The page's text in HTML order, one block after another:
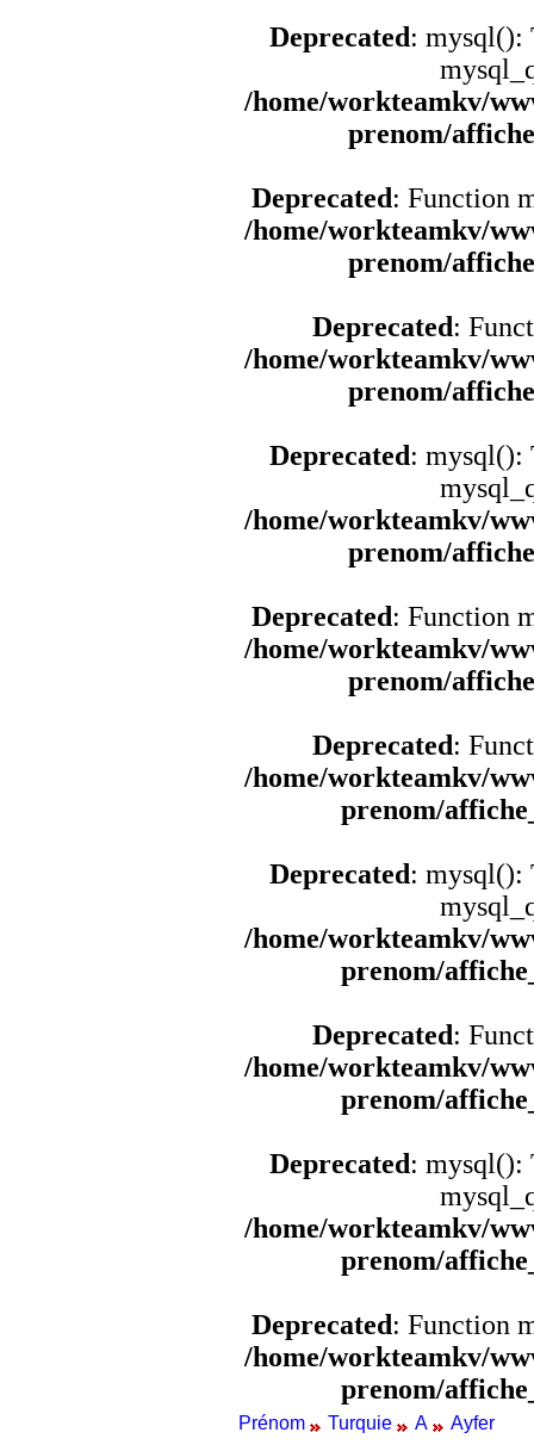
Deprecated: mysql():
/home/workteamkv/
prenom/
Deprecated: Function
/home/workteamkv/
prenom/
Deprecated:
/home/workteamkv/
prenom/
Deprecated: mysql():
/home/workteamkv/
prenom/
Deprecated: Function
/home/workteamkv/
prenom/
Deprecated:
/home/workteamkv/
prenom/
Deprecated: mysql():
/home/workteamkv/
prenom/
Deprecated:
/home/workteamkv/
prenom/
Deprecated: mysql():
/home/workteamkv/
prenom/
Deprecated: Function
/home/workteamkv/
prenom/
Prénom Turquie A Ayfer